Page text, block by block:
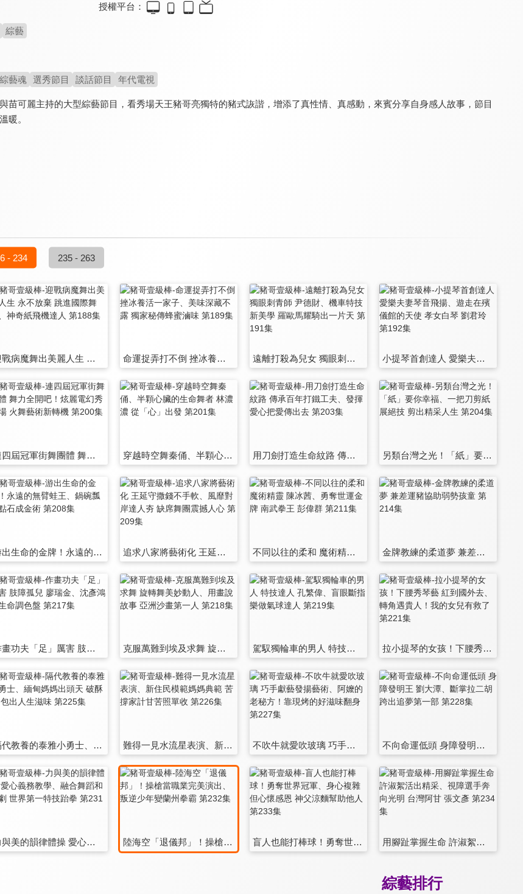
授權平台：
綜藝
藝魂 選秀節目 談話節目 年代電視
苗可麗主持的大型綜藝節目，看秀場天王豬哥亮獨特的豬式詼諧，增添了真性情、真感動，來賓分享自身感人故事，節目
暖。
- 234 235 - 263
迎戰病魔舞出美麗人生 永不放棄 跳進國際舞台、神奇紙飛機達人 第188集 命運捉弄打不倒 挫冰養活一家子、美味深藏不露 獨家秘傳蜂蜜滷味 第189集 遠離打殺為兒女 獨眼刺青師 尹德財、機車特技新美學 羅歐馬耀騎出一片天 第191集 小提琴首創達人 愛樂夫妻琴音飛揚、遊走在殯儀館的天使 孝女白琴 劉君玲 第192集
連四屆冠軍街舞團體 舞力全開吧！炫麗電幻秀登場 火舞藝術新轉機 第200集 穿越時空舞秦俑、半顆心臟的生命舞者 林濃濃 從「心」出發 第201集 用刀劍打造生命紋路 傳承百年打鐵工夫、發揮愛心把愛傳出去 第203集 另類台灣之光！「紙」要你幸福、一把刀剪紙展絕技 剪出精采人生 第204集
游出生命的金牌！永遠的無臂蛙王、鍋碗瓢盆點石成金術 第208集 追求八家將藝術化 王延守撒錢不手軟、風靡對岸達人夯 缺席舞團震撼人心 第209集 不同以往的柔和 魔術精靈 陳冰茜、勇奪世運金牌 南武拳王 彭偉群 第211集 金牌教練的柔道夢 兼差運豬協助弱勢孩童 第214集
作畫功夫「足」厲害 肢障孤兒 廖瑞金、沈彥鴻的生命調色盤 第217集 克服萬難到埃及求舞 旋轉舞美妙動人、用畫說故事 亞洲沙畫第一人 第218集 駕馭獨輪車的男人 特技達人 孔繁偉、盲眼斷指 樂做氣球達人 第219集 拉小提琴的女孩！下腰秀琴藝 紅到國外去、轉角遇貴人！我的女兒有救了 第221集
隔代教養的泰雅小勇士、緬甸媽媽出頭天 破酥包 包出人生滋味 第225集 難得一見水流星表演、新住民模範媽媽典範 苦撐家計甘苦照單收 第226集 不吹牛就愛吹玻璃 巧手獻藝發揚藝術、阿嬤的老秘方！靠現烤的好滋味翻身 第227集 不向命運低頭 身障發明王 劉大潭、斷掌拉二胡 跨出追夢第一部 第228集
力與美的韻律體操 愛心義務教學、融合舞蹈和戲劇 世界第一特技跆拳 第231集 陸海空「退儀邦」！操槍當職業完美演出、叛逆少年變蘭州拳霸 第232集 盲人也能打棒球！勇奪世界冠軍、身心複雜但心懷感恩 神父涼麵幫助他人 第233集 用腳趾掌握生命 許淑絮活出精采、視障選手奔向光明 台灣阿甘 張文彥 第234集
綜藝排行